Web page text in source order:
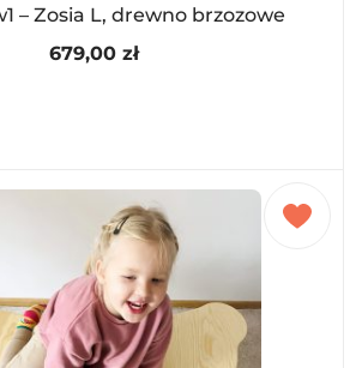
– Zosia L, drewno brzozowe
679,00 zł